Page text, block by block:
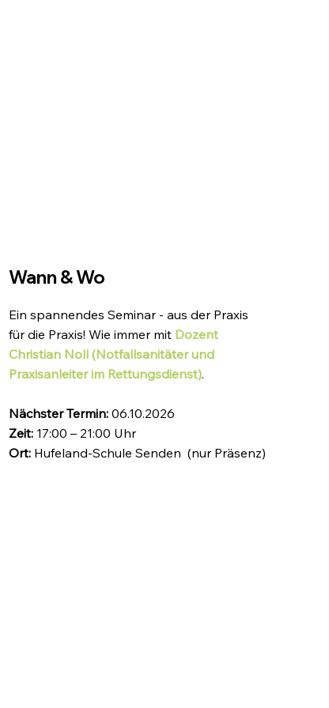
Wann & Wo
Ein spannendes Seminar - aus der Praxis
für die Praxis! Wie immer mit Dozent
Christian Noll (Notfallsanitäter und
Praxisanleiter im Rettungsdienst).
Nächster Termin:06.10.2026
Zeit: 17:00 – 21:00 Uhr
Ort: Hufeland-Schule Senden (nur Präsenz)